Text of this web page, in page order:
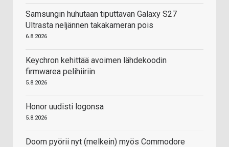
Samsungin huhutaan tiputtavan Galaxy S27
Ultrasta neljännen takakameran pois
6.8.2026
Keychron kehittää avoimen lähdekoodin
firmwarea pelihiiriin
5.8.2026
Honor uudisti logonsa
5.8.2026
Doom pyörii nyt (melkein) myös Commodore